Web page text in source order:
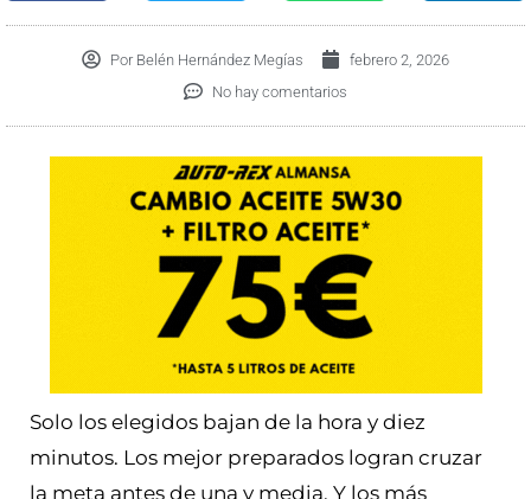
Por Belén Hernández Megías
febrero 2, 2026
No hay comentarios
Solo los elegidos bajan de la hora y diez
minutos. Los mejor preparados logran cruzar
la meta antes de una y media. Y los más